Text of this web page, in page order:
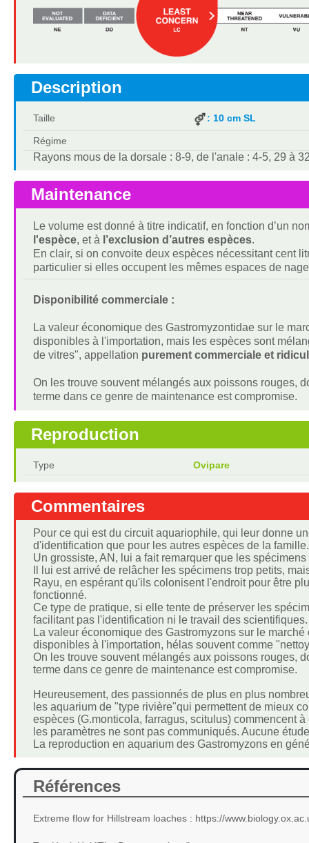
Description
Taille : 10 cm SL
Régime
Rayons mous de la dorsale : 8-9, de l'anale : 4-5, 29 à
Maintenance
Le volume est donné à titre indicatif, en fonction d’un
l'espèce, et à l’exclusion d’autres espèces.
En clair, si on convoite deux espèces nécessitant cent
particulier si elles occupent les mêmes espaces de
Disponibilité commerciale :
La valeur économique des Gastromyzontidae sur le
disponibles à l'importation, mais les espèces sont
de vitres", appellation purement commerciale et
On les trouve souvent mélangés aux poissons rouges,
terme dans ce genre de maintenance est compromise.
Reproduction
Type Ovipare
Commentaires
Pour ce qui est du circuit aquariophile, qui leur donne
d'identification que pour les autres espèces de la famille.
Un grossiste, AN, lui a fait remarquer que les
Il lui est arrivé de relâcher les spécimens trop petits,
Rayu, en espérant qu'ils colonisent l'endroit pour être
fonctionné.
Ce type de pratique, si elle tente de préserver les
facilitant pas l'identification ni le travail des scientifiques.
La valeur économique des Gastromyzons sur le
disponibles à l'importation, hélas souvent comme
On les trouve souvent mélangés aux poissons rouges,
terme dans ce genre de maintenance est compromise.
Heureusement, des passionnés de plus en plus
les aquarium de "type rivière"qui permettent de mieux
espèces (G.monticola, farragus, scitulus) commencent
les paramètres ne sont pas communiqués. Aucune
La reproduction en aquarium des Gastromyzons en
Références
Extreme flow for Hillstream loaches : https://